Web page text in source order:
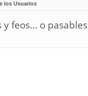
los Usuarios
feos... o pasables